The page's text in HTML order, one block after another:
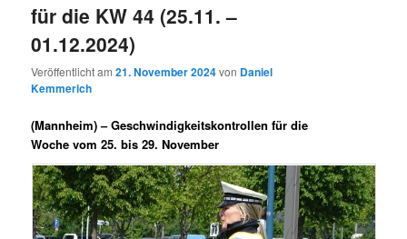
für die KW 44 (25.11. –
01.12.2024)
Veröffentlicht am21. November 2024von Daniel
Kemmerich
(Mannheim) –Geschwindigkeitskontrollen für die
Woche vom 25. bis 29. November